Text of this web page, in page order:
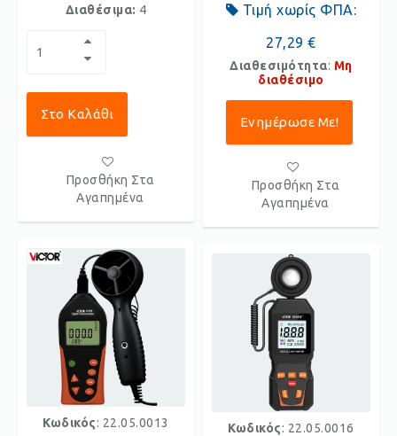
Διαθέσιμα: 4
Στο Καλάθι
Προσθήκη Στα
Αγαπημένα
Κωδικός: 22.05.0013
Τιμή χωρίς ΦΠΑ:
27,29 €
Διαθεσιμότητα: Μη
διαθέσιμο
Ενημέρωσε Με!
Προσθήκη Στα
Αγαπημένα
Κωδικός: 22.05.0016